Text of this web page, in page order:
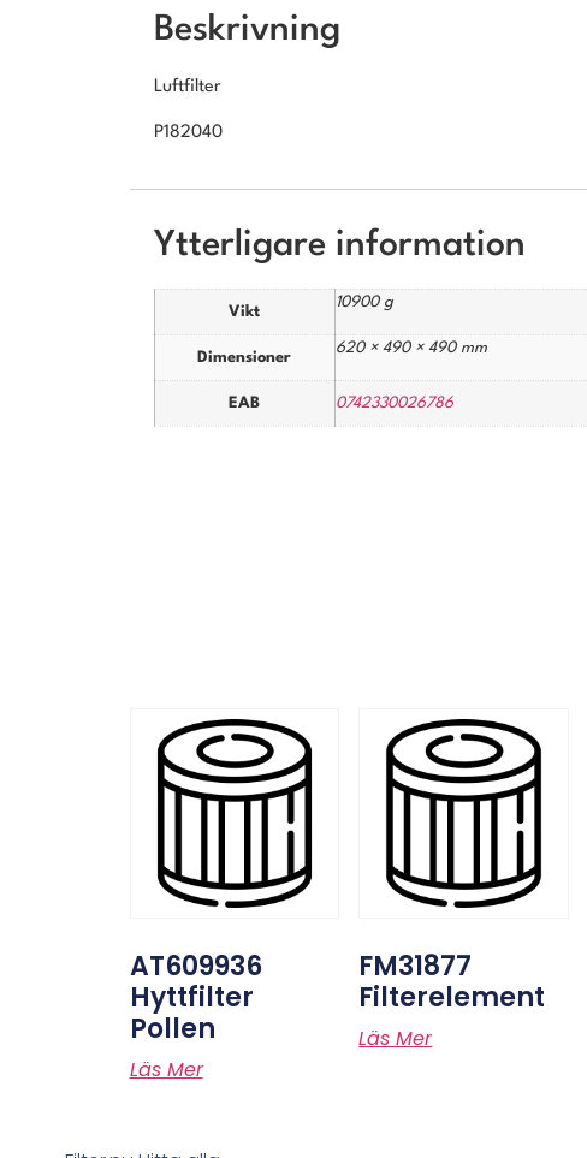
Beskrivning
Luftfilter
P182040
Ytterligare information
Vikt
10900 g
Dimensioner
620 × 490 × 490 mm
EAB 0742330026786
AT609936
Hyttfilter
Pollen
Läs Mer
FM31877
Filterelement
Läs Mer